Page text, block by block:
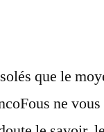
que le
ne